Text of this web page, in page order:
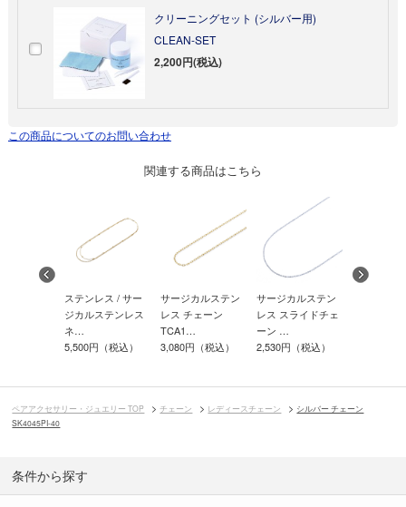
クリーニングセット (シルバー用)
CLEAN-SET
2,200円(税込)
この商品についてのお問い合わせ
関連する商品はこちら
ステンレス / サー
ジカルステンレス
ネ…
5,500円（税込）
サージカルステン
レス チェーン
TCA1…
3,080円（税込）
サージカルステン
レス スライドチェ
ーン …
2,530円（税込）
ペアアクセサリー・ジュエリー TOP チェーン レディースチェーン
シルバー チェーン
SK4045PI-40
条件から探す